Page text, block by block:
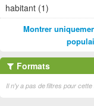
habitant (1)
Montrer
Formats
Il n'y a pas de filtres pour